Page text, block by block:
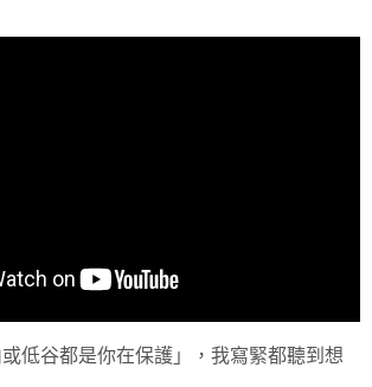
低谷都是你在保護」，我寫緊都聽到想